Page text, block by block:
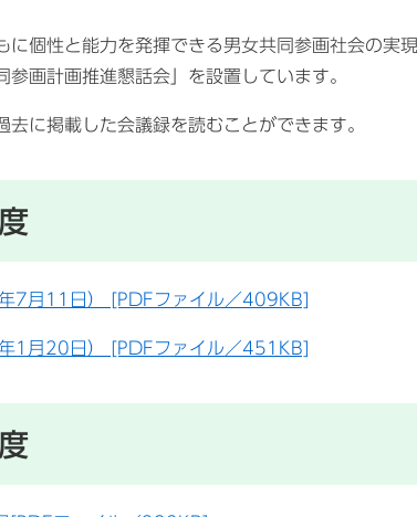
に個性と能力を発揮できる男女共同参画社会の実
参画計画推進懇話会」を設置しています。
去に掲載した会議録を読むことができます。
7月11日） [PDFファイル／409KB]
1月20日） [PDFファイル／451KB]